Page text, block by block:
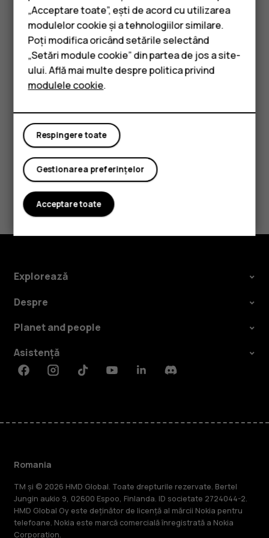
Smartphone-uri
Telefoane clasice
Accesorii
Tablete
Pe computer, deschideți un manager de fișiere și
navigați la telefon.
Trageți și plasați elemente de pe telefon pe
computer sau de pe computer pe telefon.
Asigurați-vă că ați plasat fișierele în folderele corecte din
Considerați utile aceste informații?
Explorează
Despre
Planet and people
Asistență
FacebookInstagramTiktokYoutubeLinkedinDiscord
Romania
TM și © 2026 HMD Global. Toate drepturile rezervate. Bertel
Jungin aukio 9, 02600 Espoo, Finlanda. ID societate 2724044-2.
HMD Global Oy este deținător de licență al mărcii Nokia pentru
telefoane. Nokia este marcă comercială înregistrată a Nokia
Corporation.
„Acceptare toate”, ești de acord cu utilizarea
modulelor cookie și a tehnologiilor similare.
Poți modifica oricând setările selectând
„Setări module cookie” din partea de jos a site-
ului. Află mai multe despre politica privind
modulele cookie.
Respingere toate
Gestionarea preferințelor
Acceptare toate